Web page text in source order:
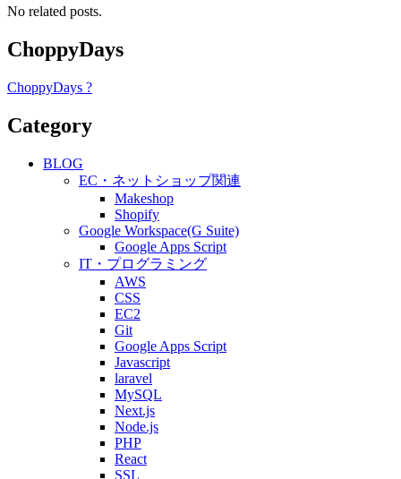
No related posts.
ChoppyDays
ChoppyDays ?
Category
BLOG
EC・ネットショップ関連
Makeshop
Shopify
Google Workspace(G Suite)
Google Apps Script
IT・プログラミング
AWS
CSS
EC2
Git
Google Apps Script
Javascript
laravel
MySQL
Next.js
Node.js
PHP
React
SSL